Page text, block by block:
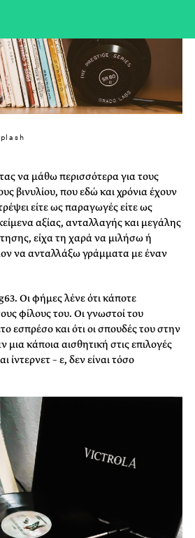
να μάθω περισσότερα για τους
βινυλίου, που εδώ και χρόνια έχουν
είτε ως παραγωγές είτε ως
αξίας, ανταλλαγής και μεγάλης
είχα τη χαρά να μιλήσω ή
να ανταλλάξω γράμματα με έναν
Οι φήμες λένε ότι κάποτε
φίλους του. Οι γνωστοί του
εσπρέσο και ότι οι σπουδές του στην
μια κάποια αισθητική στις επιλογές
ίντερνετ – ε, δεν είναι τόσο